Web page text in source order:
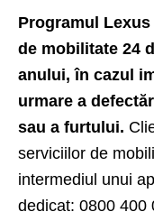
Programul
de mobilitate 24
anului, în cazul
urmare a
sau a furtului.
serviciilor de
intermediul unui
dedicat: 0800 400